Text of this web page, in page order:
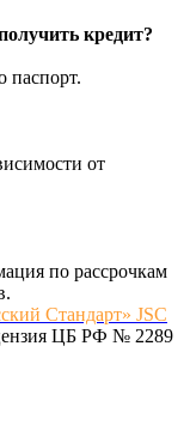
кредит?
паспорт.
от
по рассрочкам
Стандарт» JSC
ЦБ РФ № 2289